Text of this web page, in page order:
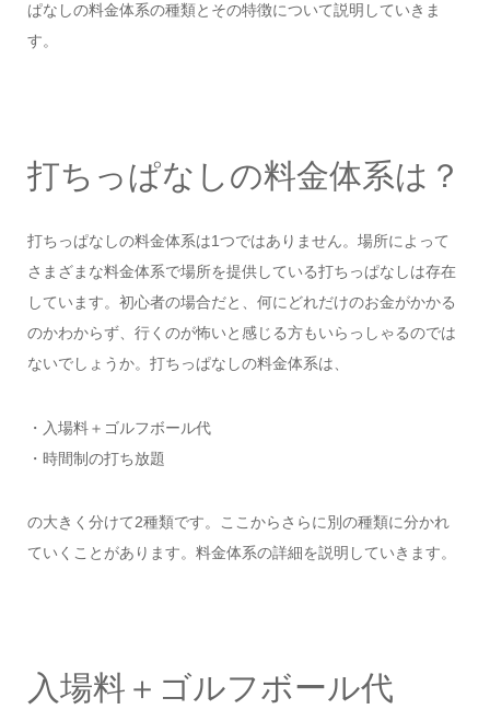
ぱなしの料金体系の種類とその特徴について説明していきま
す。
打ちっぱなしの料金体系は？
打ちっぱなしの料金体系は1つではありません。場所によって
さまざまな料金体系で場所を提供している打ちっぱなしは存在
しています。初心者の場合だと、何にどれだけのお金がかかる
のかわからず、行くのが怖いと感じる方もいらっしゃるのでは
ないでしょうか。打ちっぱなしの料金体系は、
・入場料＋ゴルフボール代
・時間制の打ち放題
の大きく分けて2種類です。ここからさらに別の種類に分かれ
ていくことがあります。料金体系の詳細を説明していきます。
入場料＋ゴルフボール代